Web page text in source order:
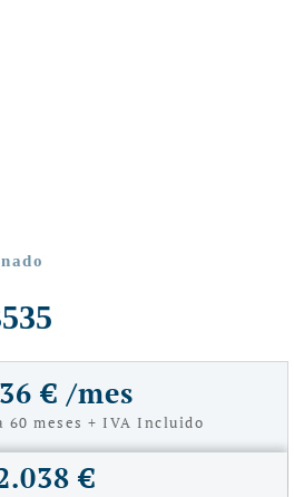
€ /mes
60 meses + IVA Incluido
€